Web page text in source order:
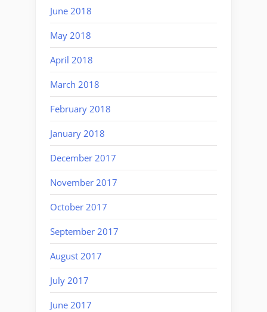
June 2018
May 2018
April 2018
March 2018
February 2018
January 2018
December 2017
November 2017
October 2017
September 2017
August 2017
July 2017
June 2017